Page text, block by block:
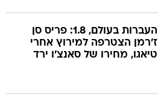
העברות בעולם, 1.8: פריס סן
ז'רמן הצטרפה למירוץ אחרי
טיאגו, מחירו של סאנצ'ו ירד